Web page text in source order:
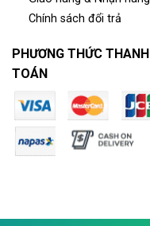
Chính sách đổi trả
PHƯƠNG THỨC THANH
TOÁN